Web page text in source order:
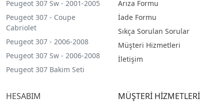
Peugeot 307 Sw - 2001-2005
Peugeot 307 - Coupe
Cabriolet
Peugeot 307 - 2006-2008
Peugeot 307 Sw - 2006-2008
Peugeot 307 Bakim Seti
Arıza Formu
İade Formu
Sıkça Sorulan Sorular
Müşteri Hizmetleri
İletişim
HESABIM MÜŞTERİ HİZMETLERİ